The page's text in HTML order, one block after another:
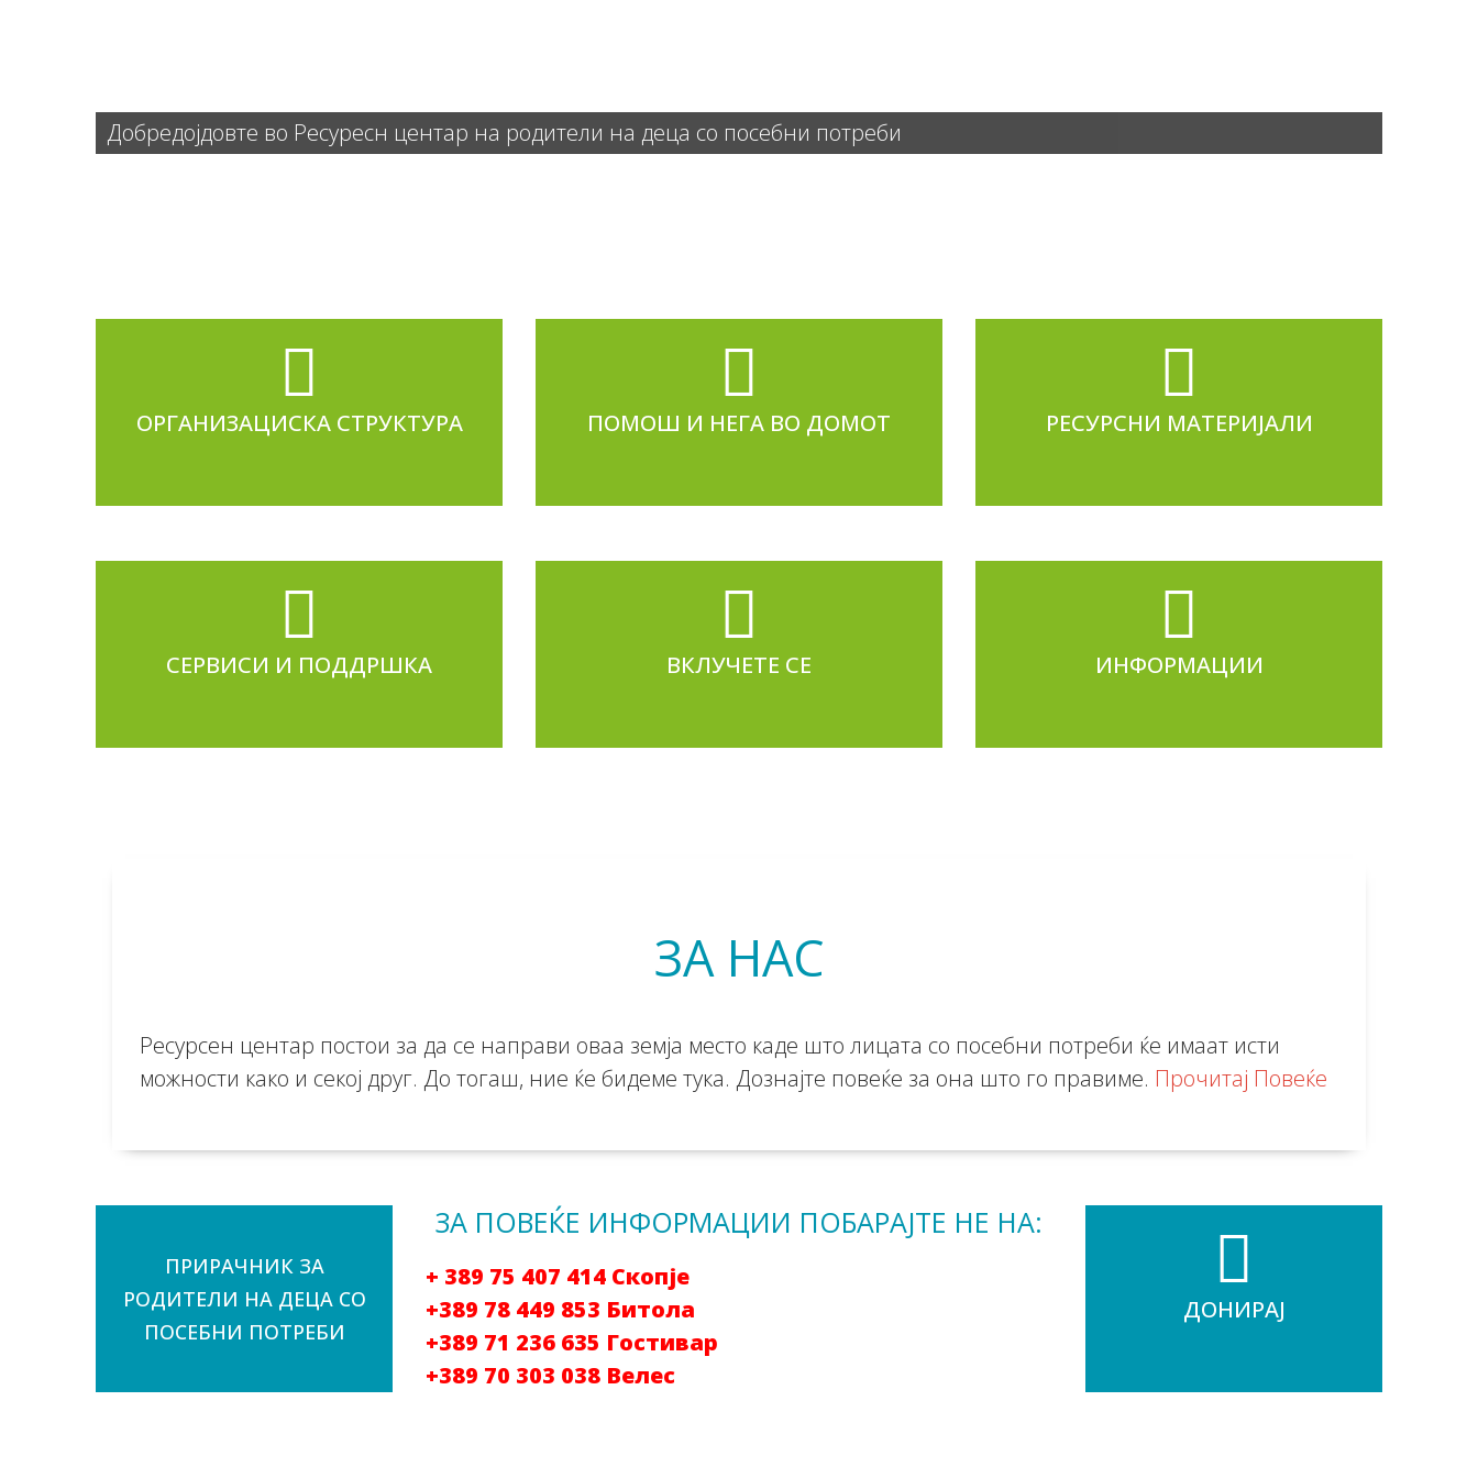
Добредојдовте во Ресуресн центар на родители на деца со посебни потреби
ОРГАНИЗАЦИСКА СТРУКТУРА
СЕРВИСИ И ПОДДРШКА
ПОМОШ И НЕГА ВО ДОМОТ
ВКЛУЧЕТЕ СЕ
РЕСУРСНИ МАТЕРИЈАЛИ
ИНФОРМАЦИИ
ЗА НАС
Ресурсен центар постои за да се направи оваа земја место каде што лицата со посебни потреби ќе имаат исти
можности како и секој друг. До тогаш, ние ќе бидеме тука. Дознајте повеќе за она што го правиме. Прочитај Повеќе
ПРИРАЧНИК ЗА
РОДИТЕЛИ НА ДЕЦА СО
ПОСЕБНИ ПОТРЕБИ
ЗА ПОВЕЌЕ ИНФОРМАЦИИ ПОБАРАЈТЕ НЕ НА:
+ 389 75 407 414 Скопје
+389 78 449 853 Битола
+389 71 236 635 Гостивар
+389 70 303 038 Велес
ДОНИРАЈ